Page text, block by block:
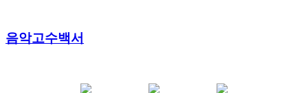
음악고수백서